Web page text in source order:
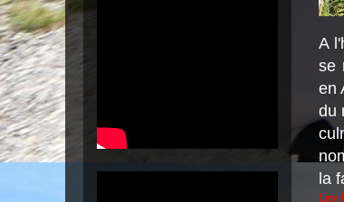
A
se
en
du
la
Lire